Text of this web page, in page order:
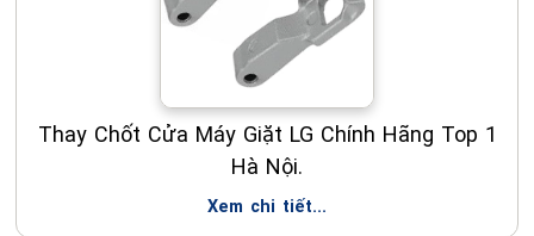
Thay Chốt Cửa Máy Giặt LG Chính Hãng Top 1
Hà Nội.
Xem chi tiết...